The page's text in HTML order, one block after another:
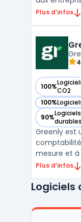
empreinte
émissions
émissions
Plus d’infos
100%CO2
— voir
100%
— voir
90%durables
— voir
Greenly est
mesure et à
carbone
pour
Plus d’infos